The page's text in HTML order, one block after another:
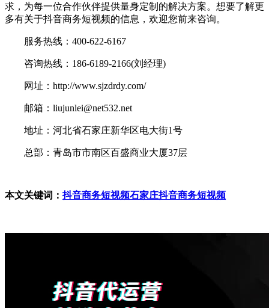
求，为每一位合作伙伴提供量身定制的解决方案。想要了解更
多有关于抖音商务短视频的信息，欢迎您前来咨询。
服务热线：400-622-6167
咨询热线：186-6189-2166(刘经理)
网址：http://www.sjzdrdy.com/
邮箱：liujunlei@net532.net
地址：河北省石家庄新华区电大街1号
总部：青岛市市南区百盛商业大厦37层
本文关键词：抖音商务短视频石家庄抖音商务短视频